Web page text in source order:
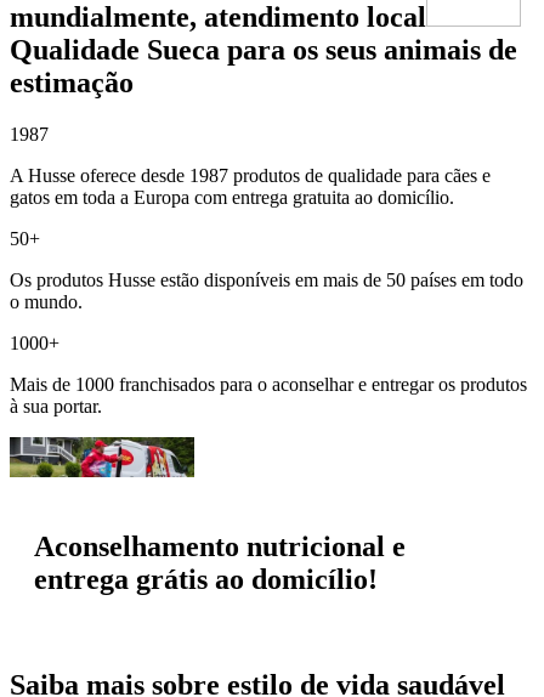
mundialmente, atendimento local
Qualidade Sueca para os seus animais de
estimação
1987
A Husse oferece desde 1987 produtos de qualidade para cães e
gatos em toda a Europa com entrega gratuita ao domicílio.
50+
Os produtos Husse estão disponíveis em mais de 50 países em todo
o mundo.
1000+
Mais de 1000 franchisados para o aconselhar e entregar os produtos
à sua portar.
Aconselhamento nutricional e
entrega grátis ao domicílio!
Saiba mais sobre estilo de vida saudável